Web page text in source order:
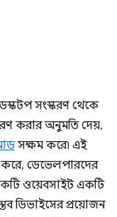
সংস্করণ থেকে
করার অনুমতি দেয়,
সক্ষম করে৷ এই
করে, ডেভেলপারদের
ওয়েবসাইট একটি
ডিভাইসের প্রয়োজন